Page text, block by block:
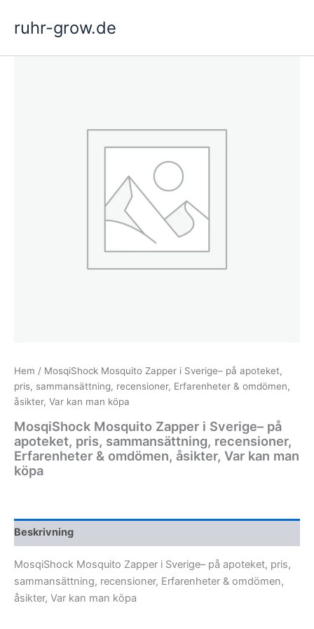
ruhr-grow.de
Hem / MosqiShock Mosquito Zapper i Sverige– på apoteket,
pris, sammansättning, recensioner, Erfarenheter & omdömen,
åsikter, Var kan man köpa
MosqiShock Mosquito Zapper i Sverige– på
apoteket, pris, sammansättning, recensioner,
Erfarenheter & omdömen, åsikter, Var kan man
köpa
Beskrivning
MosqiShock Mosquito Zapper i Sverige– på apoteket, pris,
sammansättning, recensioner, Erfarenheter & omdömen,
åsikter, Var kan man köpa